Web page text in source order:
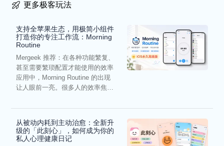
更多极客玩法
支持全苹果生态，用极简小组件
打造你的专注工作流：Morning
Routine
Mergeek 推荐：在各种功能繁复、
甚至需要繁琐配置才能使用的效率
应用中，Morning Routine 的出现
让人眼前一亮。很多人的效率焦
从被动内耗到主动治愈：全新升
级的「此刻心」，如何成为你的
私人心理健康日记